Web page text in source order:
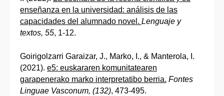
enseñanza en la universidad: análisis de las
capacidades del alumnado novel. Lenguaje y
textos, 55, 1-12.
Goirigolzarri Garaizar, J., Marko, I., & Manterola, I.
(2021). e5: euskararen komunitatearen
garapenerako marko interpretatibo berria. Fontes
Linguae Vasconum, (132), 473-495.